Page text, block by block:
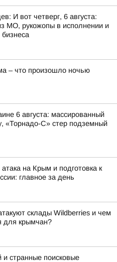
И вот четверг, 6 августа:
МО, рукожопы в исполнении и
– что произошло ночью
6 августа: массированный
«Торнадо-С» стер подземный
на Крым и подготовка к
главное за день
склады Wildberries и чем
для крымчан?
и странные поисковые